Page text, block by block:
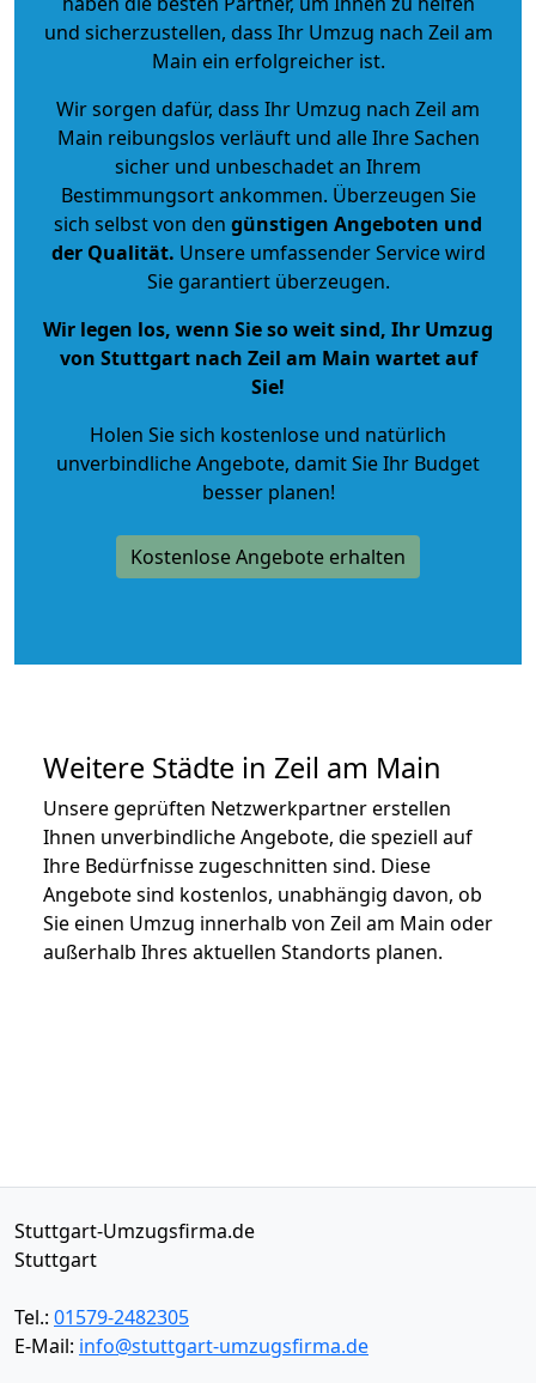
und sicherzustellen, dass Ihr Umzug nach Zeil am
Main ein erfolgreicher ist.
Wir sorgen dafür, dass Ihr Umzug nach Zeil am
Main reibungslos verläuft und alle Ihre Sachen
sicher und unbeschadet an Ihrem
Bestimmungsort ankommen. Überzeugen Sie
sich selbst von den günstigen Angeboten und
der Qualität. Unsere umfassender Service wird
Sie garantiert überzeugen.
Wir legen los, wenn Sie so weit sind, Ihr Umzug
von Stuttgart nach Zeil am Main wartet auf
Sie!
Holen Sie sich kostenlose und natürlich
unverbindliche Angebote, damit Sie Ihr Budget
besser planen!
Kostenlose Angebote erhalten
Weitere Städte in Zeil am Main
Unsere geprüften Netzwerkpartner erstellen
Ihnen unverbindliche Angebote, die speziell auf
Ihre Bedürfnisse zugeschnitten sind. Diese
Angebote sind kostenlos, unabhängig davon, ob
Sie einen Umzug innerhalb von Zeil am Main oder
außerhalb Ihres aktuellen Standorts planen.
Stuttgart-Umzugsfirma.de
Stuttgart
Tel.: 01579-2482305
E-Mail: info@stuttgart-umzugsfirma.de